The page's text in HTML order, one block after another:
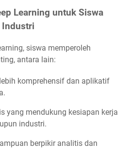
Learning untuk Siswa
Industri
siswa memperoleh
antara lain:
komprehensif dan aplikatif
yang mendukung kesiapan kerja
industri.
berpikir analitis dan